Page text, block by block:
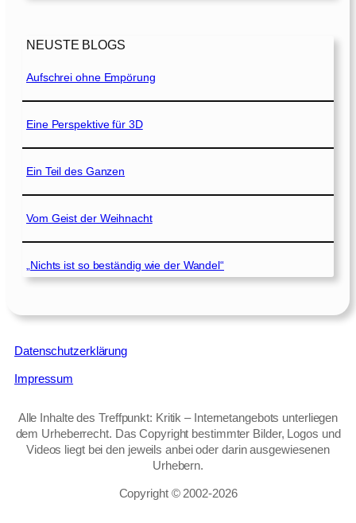
NEUSTE BLOGS
Aufschrei ohne Empörung
Eine Perspektive für 3D
Ein Teil des Ganzen
Vom Geist der Weihnacht
„Nichts ist so beständig wie der Wandel“
Datenschutzerklärung
Impressum
Alle Inhalte des Treffpunkt: Kritik – Internetangebots unterliegen
dem Urheberrecht. Das Copyright bestimmter Bilder, Logos und
Videos liegt bei den jeweils anbei oder darin ausgewiesenen
Urhebern.
Copyright © 2002‑2026